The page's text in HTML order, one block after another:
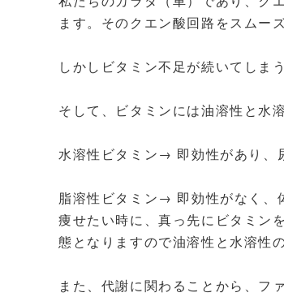
ます。そのクエン酸回路をスムー
しかしビタミン不足が続いてしま
そして、ビタミンには油溶性と水
水溶性ビタミン→ 即効性があり、
脂溶性ビタミン→ 即効性がなく、
痩せたい時に、真っ先にビタミン
態となりますので油溶性と水溶性
また、代謝に関わることから、フ